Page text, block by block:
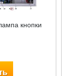
кнопки